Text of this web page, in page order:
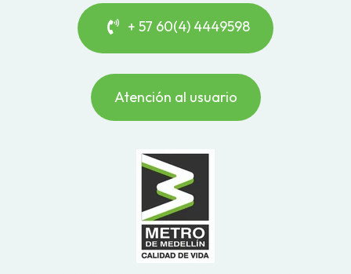
+ 57 60(4) 4449598
Atención al usuario